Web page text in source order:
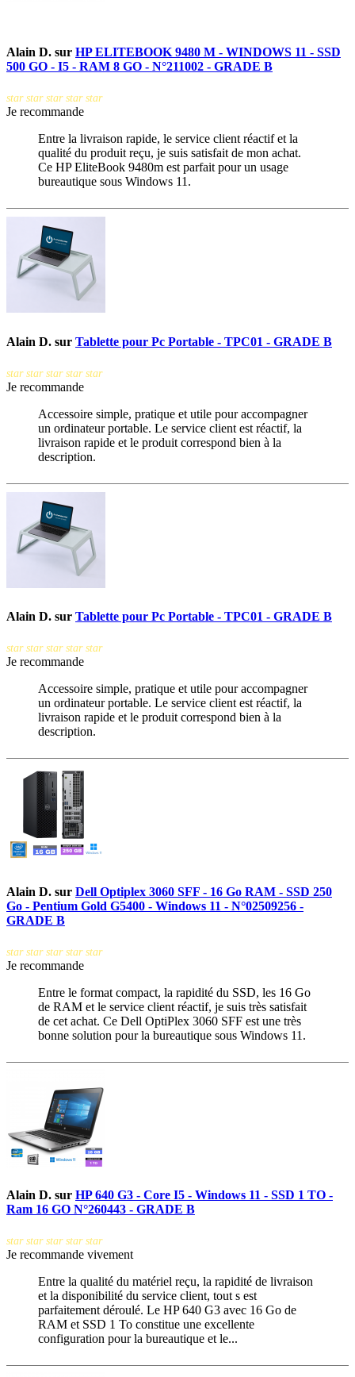
Alain D. sur HP ELITEBOOK 9480 M - WINDOWS 11 - SSD
500 GO - I5 - RAM 8 GO - N°211002 - GRADE B
star star star star star
Je recommande
Entre la livraison rapide, le service client réactif et la
qualité du produit reçu, je suis satisfait de mon achat.
Ce HP EliteBook 9480m est parfait pour un usage
bureautique sous Windows 11.
Alain D. sur Tablette pour Pc Portable - TPC01 - GRADE B
star star star star star
Je recommande
Accessoire simple, pratique et utile pour accompagner
un ordinateur portable. Le service client est réactif, la
livraison rapide et le produit correspond bien à la
description.
Alain D. sur Tablette pour Pc Portable - TPC01 - GRADE B
star star star star star
Je recommande
Accessoire simple, pratique et utile pour accompagner
un ordinateur portable. Le service client est réactif, la
livraison rapide et le produit correspond bien à la
description.
Alain D. sur Dell Optiplex 3060 SFF - 16 Go RAM - SSD 250
Go - Pentium Gold G5400 - Windows 11 - N°02509256 -
GRADE B
star star star star star
Je recommande
Entre le format compact, la rapidité du SSD, les 16 Go
de RAM et le service client réactif, je suis très satisfait
de cet achat. Ce Dell OptiPlex 3060 SFF est une très
bonne solution pour la bureautique sous Windows 11.
Alain D. sur HP 640 G3 - Core I5 - Windows 11 - SSD 1 TO -
Ram 16 GO N°260443 - GRADE B
star star star star star
Je recommande vivement
Entre la qualité du matériel reçu, la rapidité de livraison
et la disponibilité du service client, tout s est
parfaitement déroulé. Le HP 640 G3 avec 16 Go de
RAM et SSD 1 To constitue une excellente
configuration pour la bureautique et le...